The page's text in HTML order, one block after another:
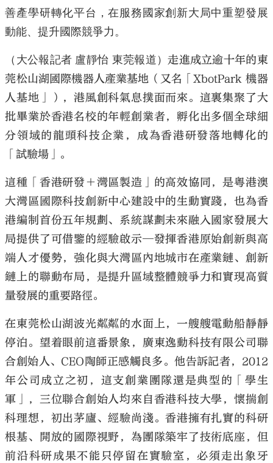
善產學研轉化平台，在服務國家創新大局中重塑發展
動能、提升國際競爭力。
（大公報記者 盧靜怡 東莞報道）走進成立逾十年的東
莞松山湖國際機器人產業基地（又名「XbotPark 機器
人基地」），港風創科氣息撲面而來。這裏集聚了大
批畢業於香港名校的年輕創業者，孵化出多個全球細
分領域的龍頭科技企業，成為香港研發落地轉化的
「試驗場」。
這種「香港研發＋灣區製造」的高效協同，是粵港澳
大灣區國際科技創新中心建設中的生動實踐，也為香
港編制首份五年規劃、系統謀劃未來融入國家發展大
局提供了可借鑒的經驗啟示─發揮香港原始創新與高
端人才優勢，強化與大灣區內地城市在產業鏈、創新
鏈上的聯動布局，是提升區域整體競爭力和實現高質
量發展的重要路徑。
在東莞松山湖波光粼粼的水面上，一艘艘電動船靜靜
停泊。望着眼前這番景象，廣東逸動科技有限公司聯
合創始人、CEO陶師正感觸良多。他告訴記者，2012
年公司成立之初，這支創業團隊還是典型的「學生
軍」，三位聯合創始人均來自香港科技大學，懷揣創
科理想，初出茅廬、經驗尚淺。香港擁有扎實的科研
根基、開放的國際視野，為團隊築牢了技術底座，但
前沿科研成果不能只停留在實驗室，必須走出象牙